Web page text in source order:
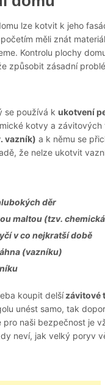
lze kotvit k jeho
měli znát
Kontrolu plochy
způsobit zásadní
se používá k ukotvení
kotvy a
vazník) a k němu se
že nelze ukotvit
děr
maltou (tzv.
v co nejkratší době
(vazníku)
koupit delšízávitové
unést samo, tak
pro naši bezpečnost je
neví, jak velký poryv